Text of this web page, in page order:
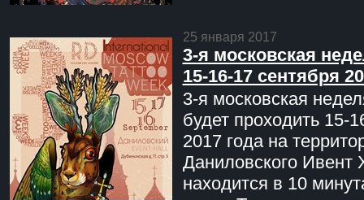
25 января 2017
3-я московская
15-16-17 сентября
3-я московская
будет проходить 15-
2017 года на
Даниловского Ивент
находится в 10